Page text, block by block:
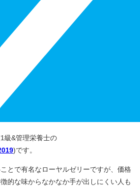
級&管理栄養士の
)です。
とで有名なローヤルゼリーですが、価格
的な味からなかなか手が出しにくい人も